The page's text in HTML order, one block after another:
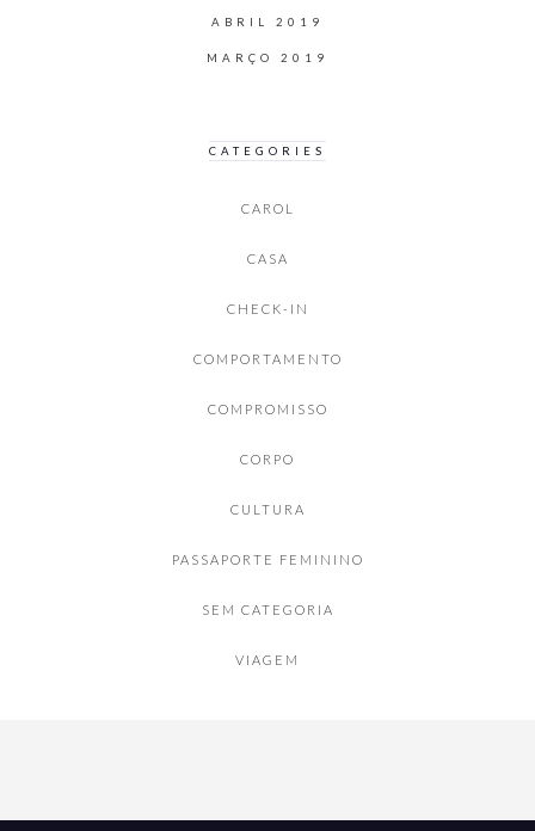
ABRIL 2019
MARÇO 2019
CATEGORIES
CAROL
CASA
CHECK-IN
COMPORTAMENTO
COMPROMISSO
CORPO
CULTURA
PASSAPORTE FEMININO
SEM CATEGORIA
VIAGEM